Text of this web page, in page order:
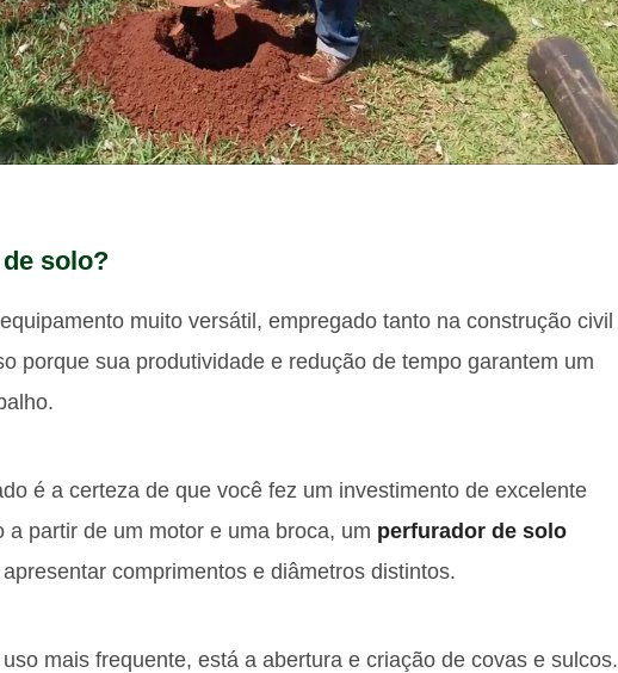
solo?
muito versátil, empregado tanto na construção civil
porque sua produtividade e redução de tempo garantem um
é a certeza de que você fez um investimento de excelente
partir de um motor e uma broca, um perfurador de solo
comprimentos e diâmetros distintos.
mais frequente, está a abertura e criação de covas e sulcos.